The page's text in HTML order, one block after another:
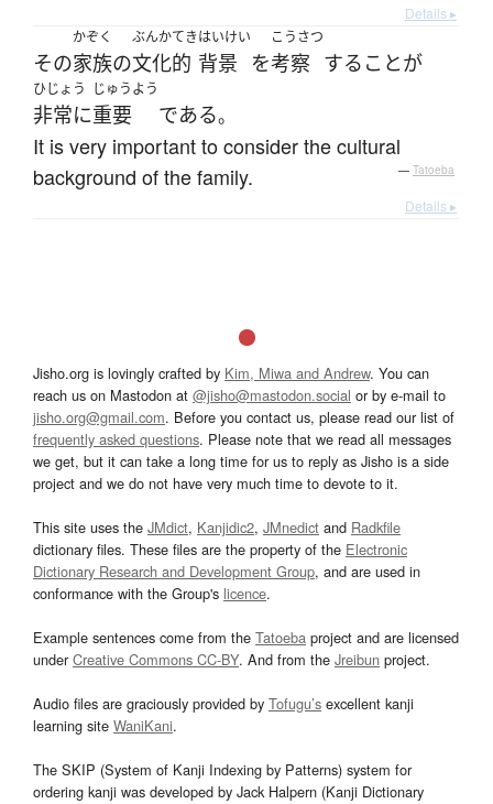
Details ▸
その
かぞく
家族の
ぶんかてき
文化的
はいけい
背景 を
こうさつ
考察 する ことが
ひじょう
非常に
じゅうよう
重要 である。
It is very important to consider the cultural
background of the family.
— Tatoeba
Details ▸
Jisho.org is lovingly crafted by Kim, Miwa and Andrew. You can
reach us on Mastodon at @jisho@mastodon.social or by e-mail to
jisho.org@gmail.com. Before you contact us, please read our list of
frequently asked questions. Please note that we read all messages
we get, but it can take a long time for us to reply as Jisho is a side
project and we do not have very much time to devote to it.
This site uses the JMdict, Kanjidic2, JMnedict and Radkfile
dictionary files. These files are the property of the Electronic
Dictionary Research and Development Group, and are used in
conformance with the Group's licence.
Example sentences come from the Tatoeba project and are licensed
underCreative Commons CC-BY. And from the Jreibun project.
Audio files are graciously provided by Tofugu’s excellent kanji
learning site WaniKani.
The SKIP (System of Kanji Indexing by Patterns) system for
ordering kanji was developed by Jack Halpern (Kanji Dictionary